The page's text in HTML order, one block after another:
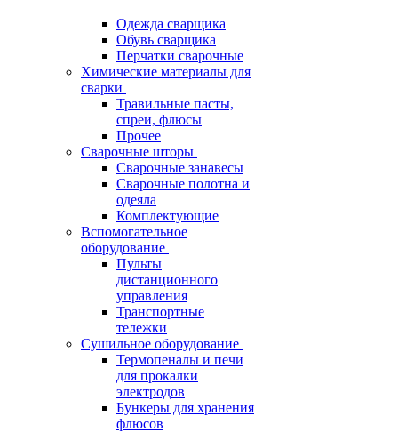
Одежда сварщика
Обувь сварщика
Перчатки сварочные
Химические материалы для
сварки
Травильные пасты,
спреи, флюсы
Прочее
Сварочные шторы
Сварочные занавесы
Сварочные полотна и
одеяла
Комплектующие
Вспомогательное
оборудование
Пульты
дистанционного
управления
Транспортные
тележки
Сушильное оборудование
Термопеналы и печи
для прокалки
электродов
Бункеры для хранения
флюсов